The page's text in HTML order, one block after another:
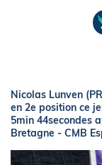
Nicolas Lunven
en 2e position ce
5min 44secondes
Bretagne - CMB